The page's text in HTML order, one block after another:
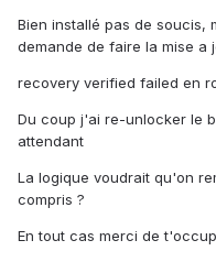
Bien installé pas de soucis,
demande de faire la mise a
recovery verified failed en
Du coup j'ai re-unlocker le
attendant
La logique voudrait qu'on
compris ?
En tout cas merci de